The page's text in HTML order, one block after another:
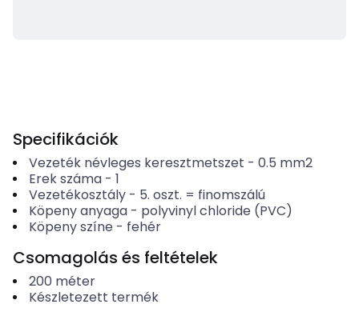
Specifikációk
Vezeték névleges keresztmetszet - 0.5 mm2
Erek száma- 1
Vezetékosztály- 5. oszt. = finomszálú
Köpeny anyaga- polyvinyl chloride (PVC)
Köpeny színe - fehér
Csomagolás és feltételek
200 méter
Készletezett termék